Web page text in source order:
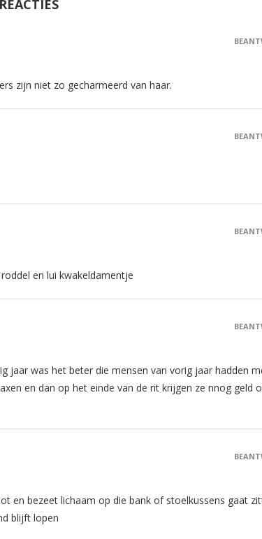
zijn niet zo gecharmeerd van haar.
en lui kwakeldamentje
jaar was het beter die mensen van vorig jaar hadden
en dan op het einde van de rit krijgen ze nnog geld
en bezeet lichaam op die bank of stoelkussens gaat
blijft lopen